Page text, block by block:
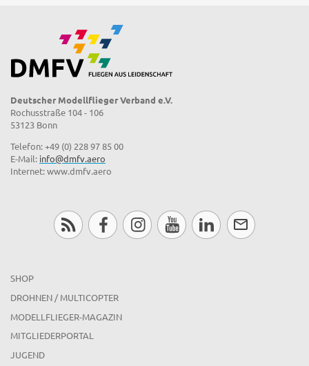
Deutscher Modellflieger Verband e.V.
Rochusstraße 104 - 106
53123 Bonn
Telefon: +49 (0) 228 97 85 00
E-Mail: info@dmfv.aero
Internet: www.dmfv.aero
SHOP
DROHNEN / MULTICOPTER
MODELLFLIEGER-MAGAZIN
MITGLIEDERPORTAL
JUGEND